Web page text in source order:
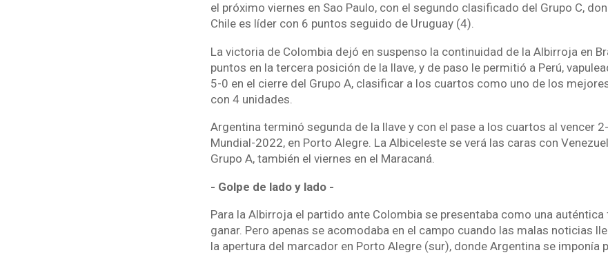
el próximo viernes en Sao Paulo, con el segundo clasificado del Grupo C,
Chile es líder con 6 puntos seguido de Uruguay (4).
La victoria de Colombia dejó en suspenso la continuidad de la Albirroja en
puntos en la tercera posición de la llave, y de paso le permitió a Perú,
5-0 en el cierre del Grupo A, clasificar a los cuartos como uno de los
con 4 unidades.
Argentina terminó segunda de la llave y con el pase a los cuartos al vencer
Mundial-2022, en Porto Alegre. La Albiceleste se verá las caras con
Grupo A, también el viernes en el Maracaná.
- Golpe de lado y lado -
Para la Albirroja el partido ante Colombia se presentaba como una auténtica
ganar. Pero apenas se acomodaba en el campo cuando las malas noticias
la apertura del marcador en Porto Alegre (sur), donde Argentina se imponía